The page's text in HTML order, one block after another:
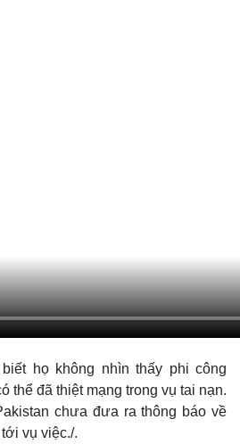
họ không nhìn thấy phi công
thể đã thiệt mạng trong vụ tai nạn.
chưa đưa ra thông báo về
vụ việc./.